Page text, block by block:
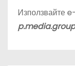
Използвайте